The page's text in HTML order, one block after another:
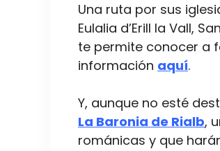
Una ruta por sus
Eulalia d’Erill la Vall,
te permite conocer a
información aquí.
Y, aunque no esté
La Baronia de Rialb,
románicas y que